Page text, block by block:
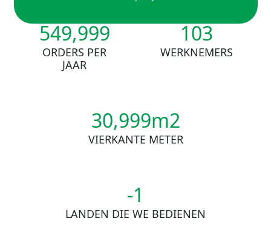
550,000
ORDERS PER
JAAR
103
WERKNEMERS
31,000m2
VIERKANTE METER
-1
LANDEN DIE WE BEDIENEN